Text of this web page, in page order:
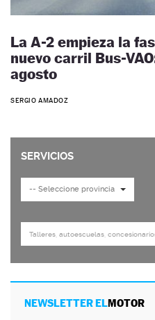
La A-2 empieza la
nuevo carril Bus-
agosto
SERGIO AMADOZ
NEWSLETTER ELMOTOR